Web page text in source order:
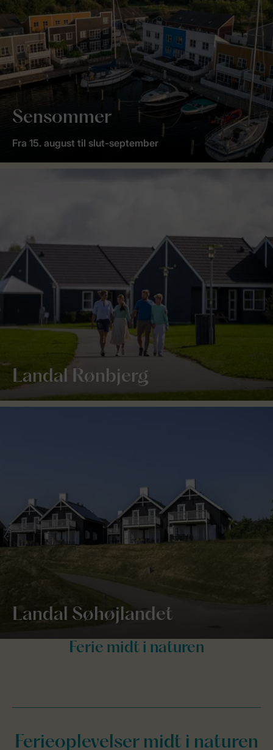
Sensommer
Fra 15. august til slut-september
Landal Rønbjerg
Landal Søhøjlandet
Ferieoplevelser midt i naturen